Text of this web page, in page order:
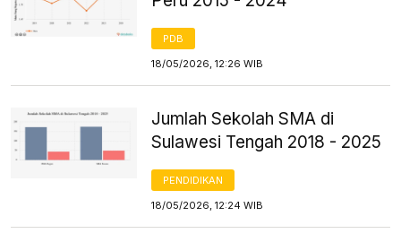
PDB
18/05/2026, 12:26 WIB
Jumlah Sekolah SMA di
Sulawesi Tengah 2018 - 2025
PENDIDIKAN
18/05/2026, 12:24 WIB